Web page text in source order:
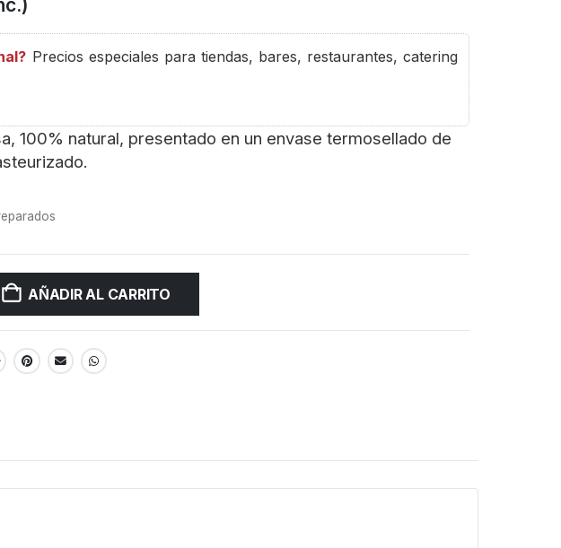
Precios especiales para tiendas, bares, restaurantes, catering
100% natural, presentado en un envase termosellado de
AÑADIR AL CARRITO